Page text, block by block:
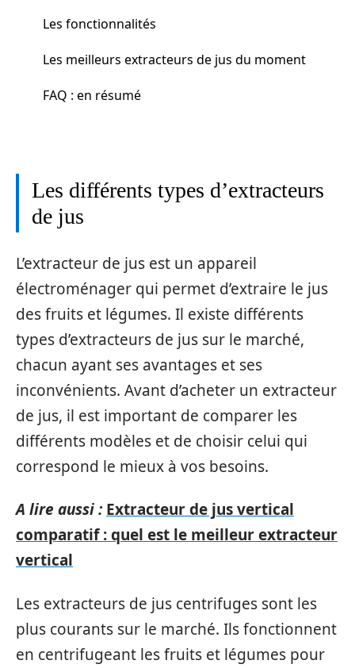
Les fonctionnalités
Les meilleurs extracteurs de jus du moment
FAQ : en résumé
Les différents types d’extracteurs
de jus
L’extracteur de jus est un appareil
électroménager qui permet d’extraire le jus
des fruits et légumes. Il existe différents
types d’extracteurs de jus sur le marché,
chacun ayant ses avantages et ses
inconvénients. Avant d’acheter un extracteur
de jus, il est important de comparer les
différents modèles et de choisir celui qui
correspond le mieux à vos besoins.
A lire aussi : Extracteur de jus vertical
comparatif : quel est le meilleur extracteur
vertical
Les extracteurs de jus centrifuges sont les
plus courants sur le marché. Ils fonctionnent
en centrifugeant les fruits et légumes pour